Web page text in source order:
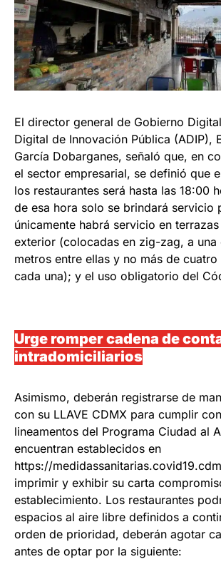
El director general de Gobierno
Digital de Innovación Pública (ADIP),
García Dobarganes, señaló que, en
el sector empresarial, se definió que
los restaurantes será hasta las 18:00
de esa hora solo se brindará servicio
únicamente habrá servicio en
exterior (colocadas en zig-zag, a una
metros entre ellas y no más de
cada una); y el uso obligatorio del
Urge romper cadena de
intradomiciliarios
Asimismo, deberán registrarse de
con su LLAVE CDMX para cumplir
lineamentos del Programa Ciudad al
encuentran establecidos en
https://
imprimir y exhibir su carta
establecimiento. Los restaurantes
espacios al aire libre definidos a
orden de prioridad, deberán agotar
antes de optar por la siguiente: